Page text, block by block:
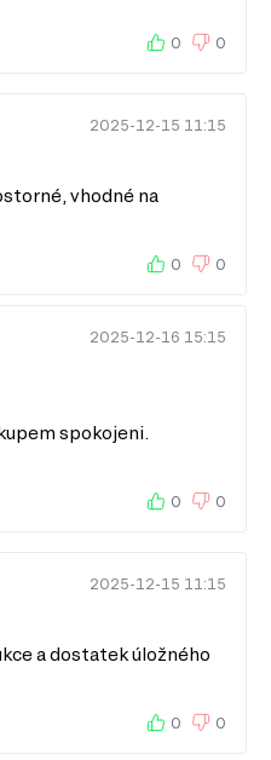
0 0
2025-12-15 11:15
vhodné na
0 0
2025-12-16 15:15
spokojeni.
0 0
2025-12-15 11:15
a dostatek úložného
0 0